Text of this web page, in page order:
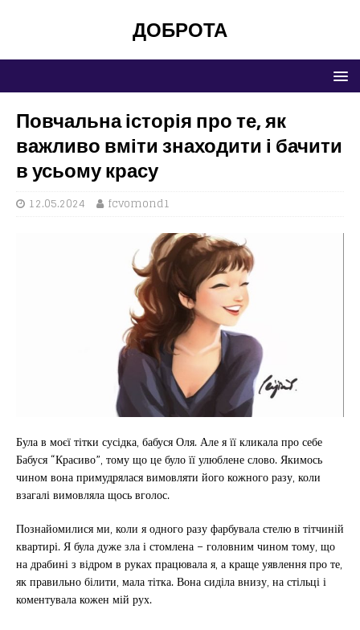
ДОБРОТА
Повчальна історія про те, як
важливо вміти знаходити і бачити
в усьому красу
12.05.2024 fcvomond1
Була в моєї тітки сусідка, бабуся Оля. Але я її кликала про себе
Бабуся “Красиво”, тому що це було її улюблене слово. Якимось
чином вона примудрялася вимовляти його кожного разу, коли
взагалі вимовляла щось вголос.
Познайомилися ми, коли я одного разу фарбувала стелю в тітчиній
квартирі. Я була дуже зла і стомлена – головним чином тому, що
на драбині з відром в руках працювала я, а краще уявлення про те,
як правильно білити, мала тітка. Вона сиділа внизу, на стільці і
коментувала кожен мій рух.